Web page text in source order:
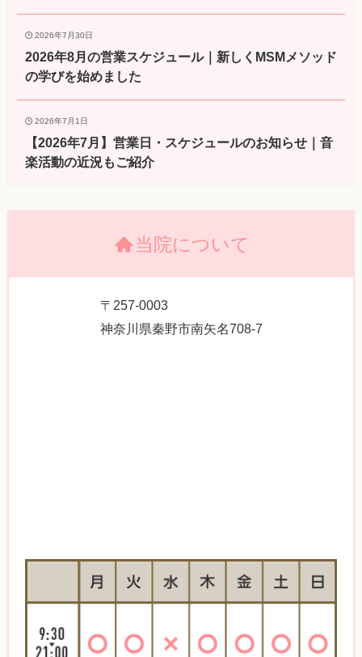
2026年7月30日
2026年8月の営業スケジュール｜新しくMSMメソッド
の学びを始めました
2026年7月1日
【2026年7月】営業日・スケジュールのお知らせ｜音
楽活動の近況もご紹介
当院について
〒257-0003
神奈川県秦野市南矢名708-7